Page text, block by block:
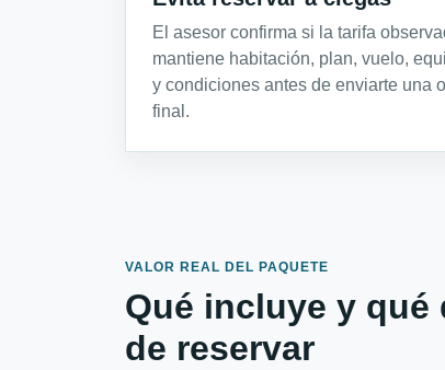
El asesor confirma si la tarifa
mantiene habitación, plan, vuelo,
y condiciones antes de enviarte una
final.
VALOR REAL DEL PAQUETE
Qué incluye y qué
de reservar